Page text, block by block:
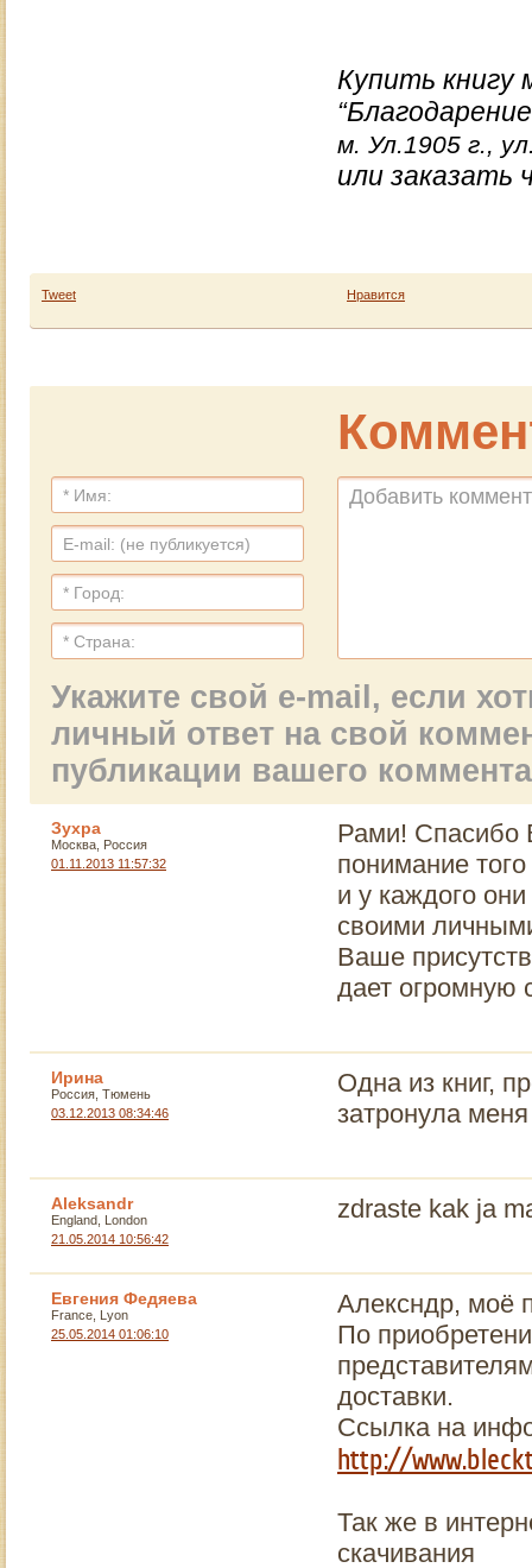
Купить книгу
м. Ул.1905 г.,
или заказать
Tweet Нравится
Укажите свой e-mail, если
личный ответ на свой
публикации вашего
Зухра
Москва, Россия
01.11.2013 11:57:32
Рами! Спасибо
понимание
и у каждого
своими
Ваше
дает огромную
Ирина
Россия, Тюмень
03.12.2013 08:34:46
Одна из книг,
затронула
Aleksandr
England, London
21.05.2014 10:56:42
zdraste kak ja
Евгения Федяева
France, Lyon
25.05.2014 01:06:10
Алексндp, моё
По
доставки.
Ссылка на
http://
Так же в
скачивания